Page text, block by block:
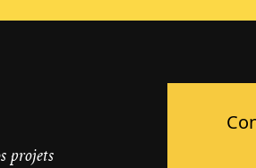
projets